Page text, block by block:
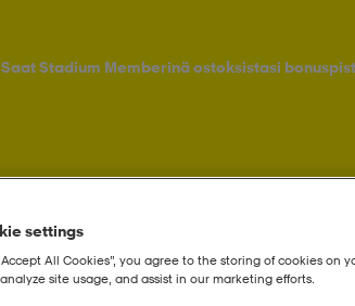
Saat Stadium Memberinä ostoksistasi
settings
All Cookies”, you agree to the storing of cookies on
site usage, and assist in our marketing efforts.